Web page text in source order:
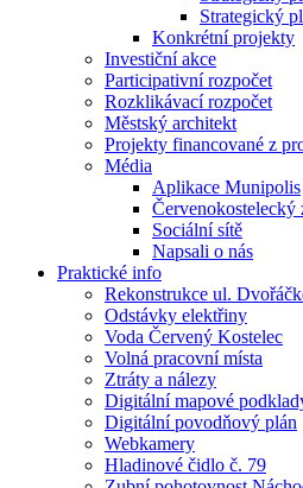
Strategický
Konkrétní projekty
Investiční akce
Participativní rozpočet
Rozklikávací rozpočet
Městský architekt
Projekty financované z
Média
Aplikace Munipolis
Červenokostelecký
Sociální sítě
Napsali o nás
Praktické info
Rekonstrukce ul.
Odstávky elektřiny
Voda Červený Kostelec
Volná pracovní místa
Ztráty a nálezy
Digitální mapové
Digitální povodňový plán
Webkamery
Hladinové čidlo č. 79